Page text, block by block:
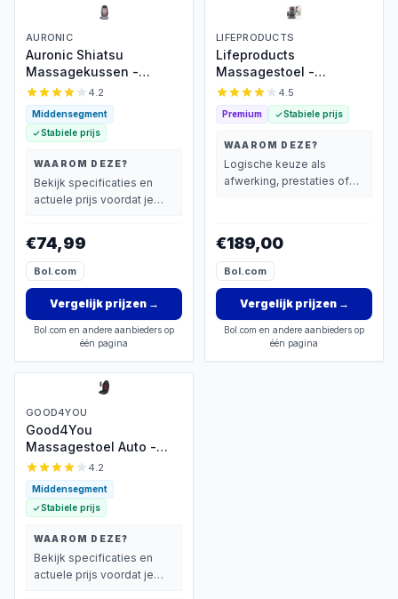
AURONIC
Auronic Shiatsu
Massagekussen -
Massagestoel -
Massage Rug - Infrarood
- Massage apparaat -
Massage Stoel - Zwart
4.2
Middensegment
Stabiele prijs
WAAROM DEZE?
Bekijk specificaties en
actuele prijs voordat je
€74,99
Bol.com
Vergelijk prijzen→
Bol.com en andere aanbieders op
één pagina
LIFEPRODUCTS
Lifeproducts
Massagestoel -
Rugmassage Apparaat -
Shiatsu Rug
Massagekussen -
Massage Apparaat voor
Stoel met Infrarood
Verwarming
4.5
Premium Stabiele prijs
WAAROM DEZE?
Logische keuze als
afwerking, prestaties of
€189,00
Bol.com
Vergelijk prijzen→
Bol.com en andere aanbieders op
één pagina
GOOD4YOU
Good4You
Massagestoel Auto -
Massagekussen -
Massage apparaat - Rug
- Infrarood -
Verwarmingsfunctie -
4.2
Middensegment
Stabiele prijs
WAAROM DEZE?
Bekijk specificaties en
actuele prijs voordat je